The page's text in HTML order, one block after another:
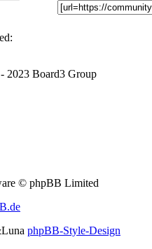
2023 Board3 Group
© phpBB Limited
phpBB-Style-Design